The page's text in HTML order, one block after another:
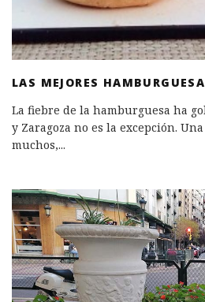
LAS MEJORES
La fiebre de la hamburguesa ha
y Zaragoza no es la excepción.
muchos,...